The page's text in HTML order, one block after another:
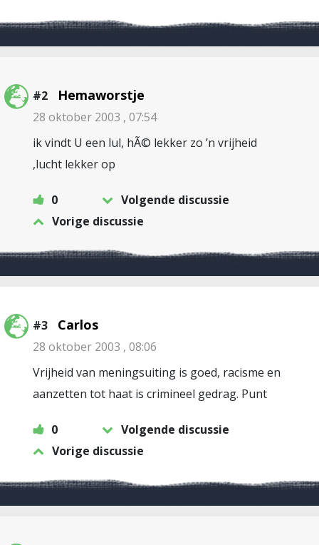
#2 Hemaworstje
28 oktober 2003 , 07:54
ik vindt U een lul, hÃ© lekker zo ’n vrijheid
,lucht lekker op
0
Volgende discussie
Vorige discussie
#3 Carlos
28 oktober 2003 , 08:06
Vrijheid van meningsuiting is goed, racisme en
aanzetten tot haat is crimineel gedrag. Punt
0
Volgende discussie
Vorige discussie